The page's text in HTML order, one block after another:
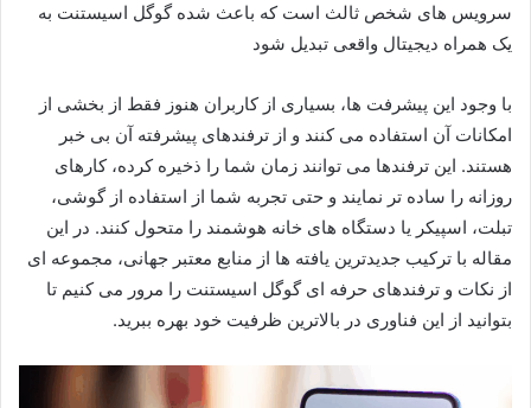
سرویس های شخص ثالث است که باعث شده گوگل اسیستنت به
یک همراه دیجیتال واقعی تبدیل شود
با وجود این پیشرفت ها، بسیاری از کاربران هنوز فقط از بخشی از
امکانات آن استفاده می کنند و از ترفندهای پیشرفته آن بی خبر
هستند. این ترفندها می توانند زمان شما را ذخیره کرده، کارهای
روزانه را ساده تر نمایند و حتی تجربه شما از استفاده از گوشی،
تبلت، اسپیکر یا دستگاه های خانه هوشمند را متحول کنند. در این
مقاله با ترکیب جدیدترین یافته ها از منابع معتبر جهانی، مجموعه ای
از نکات و ترفندهای حرفه ای گوگل اسیستنت را مرور می کنیم تا
بتوانید از این فناوری در بالاترین ظرفیت خود بهره ببرید.